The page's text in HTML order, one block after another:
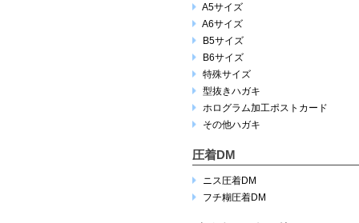
A5サイズ
A6サイズ
B5サイズ
B6サイズ
特殊サイズ
型抜きハガキ
ホログラム加工ポストカード
その他ハガキ
圧着DM
ニス圧着DM
フチ糊圧着DM